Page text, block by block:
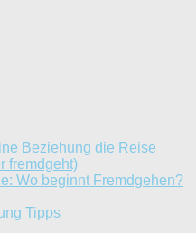
Beziehung die Reise
fremdgeht)
Wo beginnt Fremdgehen?
Tipps